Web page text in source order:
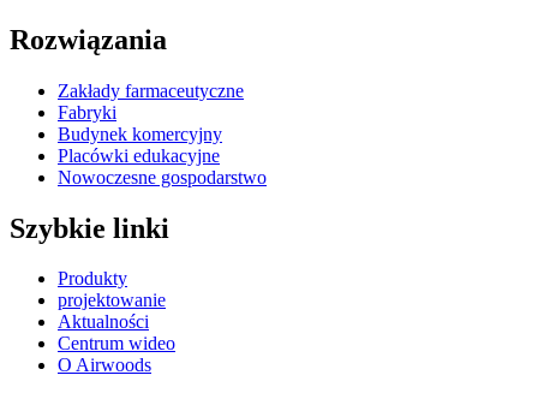
Rozwiązania
Zakłady farmaceutyczne
Fabryki
Budynek komercyjny
Placówki edukacyjne
Nowoczesne gospodarstwo
Szybkie linki
Produkty
projektowanie
Aktualności
Centrum wideo
O Airwoods